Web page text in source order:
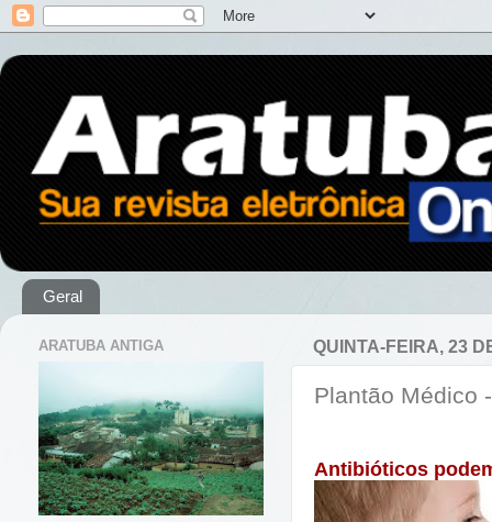
Geral
QUINTA-FEIRA, 23
Plantão Médico
Antibióticos
ARATUBA ANTIGA